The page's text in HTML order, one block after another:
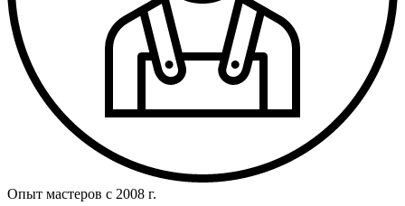
Опыт мастеров с 2008 г.